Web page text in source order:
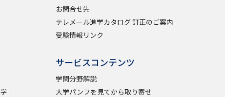
このサイトについて
・発送状況の確認 テレメール お支払いサイト
テレメール進学カタログ
お問合せ先
テレメール進学カタログ 訂正のご案内
受験情報リンク
サービスコンテンツ
学問分野解説
大学パンフを見てから取り寄せ